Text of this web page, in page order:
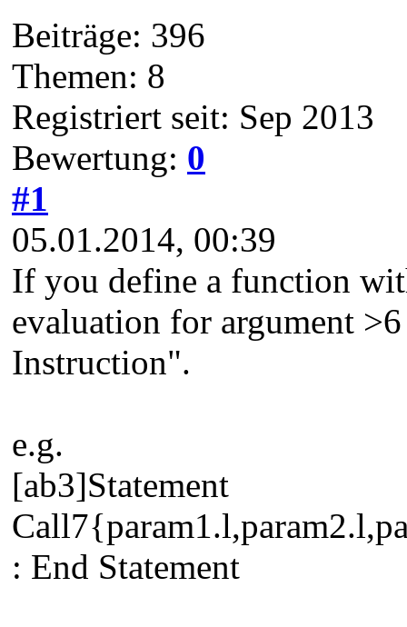
Beiträge: 396
Themen: 8
Registriert seit: Sep 2013
Bewertung: 0
#1
05.01.2014, 00:39
If you define a function
evaluation for argument
Instruction".
e.g.
[ab3]Statement
: End Statement